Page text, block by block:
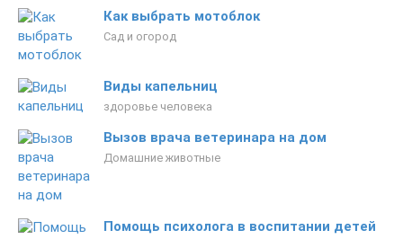
Как выбрать мотоблок
Сад и огород
Виды капельниц
здоровье человека
Вызов врача ветеринара на дом
Домашние животные
Помощь психолога в воспитании детей